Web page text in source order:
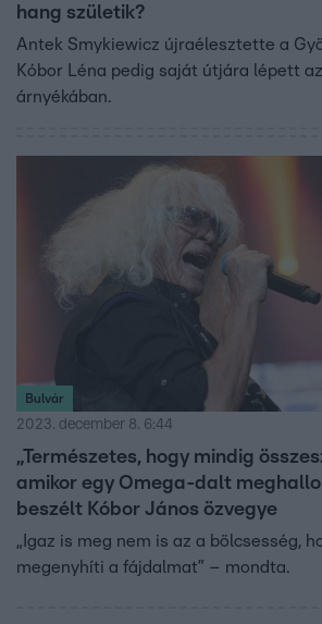
hang születik?
Antek Smykiewicz újraélesztette a
Kóbor Léna pedig saját útjára lépett
árnyékában.
Bulvár
2023. december 8. 6:44
„Természetes, hogy mindig
amikor egy Omega-dalt
beszélt Kóbor János özvegye
„Igaz is meg nem is az a bölcsesség,
megenyhíti a fájdalmat” – mondta.